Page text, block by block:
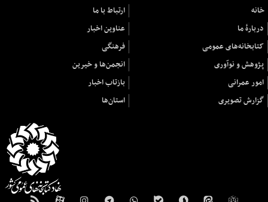
خانه
ارتباط با ما
دربارهٔ ما
عناوین اخبار
کتابخانه‌های عمومی
فرهنگی
پژوهش و نوآوری
انجمن‌ها و خیرین
امور عمرانی
بازتاب اخبار
گزارش تصویری
استان‌ها